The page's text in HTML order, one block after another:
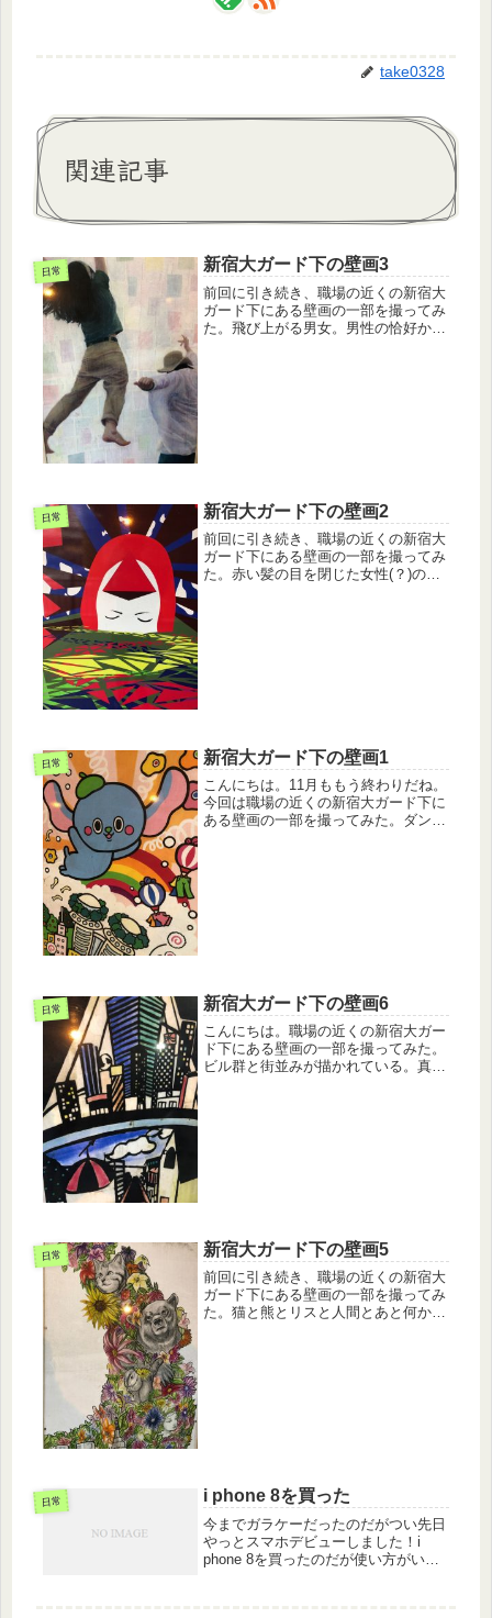
take0328
関連記事
日常 新宿大ガード下の壁画3
前回に引き続き、職場の近くの新宿大
ガード下にある壁画の一部を撮ってみ
た。飛び上がる男女。男性の恰好から
日常 新宿大ガード下の壁画2
前回に引き続き、職場の近くの新宿大
ガード下にある壁画の一部を撮ってみ
た。赤い髪の目を閉じた女性(？)の頭
日常 新宿大ガード下の壁画1
こんにちは。11月ももう終わりだね。
今回は職場の近くの新宿大ガード下に
ある壁画の一部を撮ってみた。ダン
日常 新宿大ガード下の壁画6
こんにちは。職場の近くの新宿大ガー
ド下にある壁画の一部を撮ってみた。
ビル群と街並みが描かれている。真ん
日常 新宿大ガード下の壁画5
前回に引き続き、職場の近くの新宿大
ガード下にある壁画の一部を撮ってみ
た。猫と熊とリスと人間とあと何か。
日常 i phone 8を買った
今までガラケーだったのだがつい先日
やっとスマホデビューしました！i
phone 8を買ったのだが使い方がいま